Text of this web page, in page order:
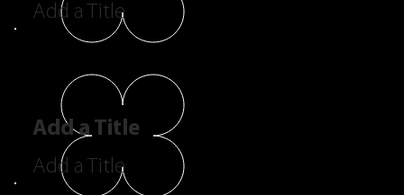
Add a Title
Add a Title
Add a Title